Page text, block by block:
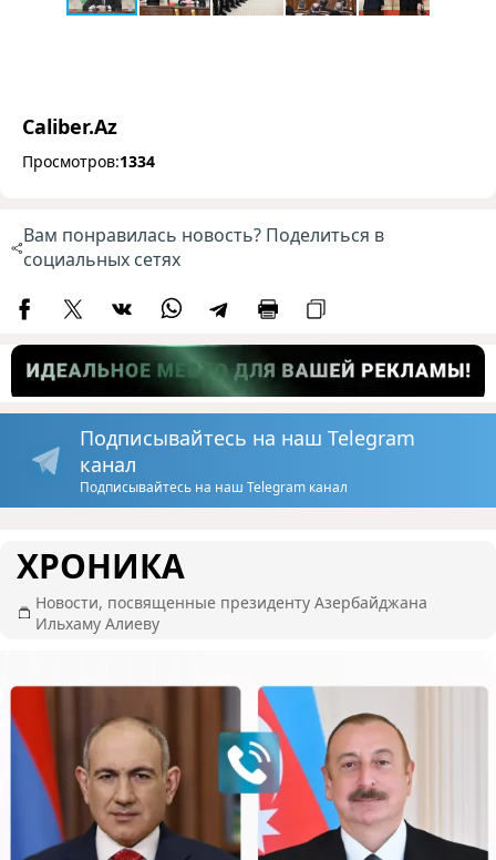
Caliber.Az
Просмотров:1334
Вам понравилась новость? Поделиться в
социальных сетях
Подписывайтесь на наш Telegram
канал
Подписывайтесь на наш Telegram канал
ХРОНИКА
Новости, посвященные президенту Азербайджана
Ильхаму Алиеву